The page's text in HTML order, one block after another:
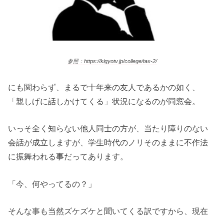
参照：https://kigyotv.jp/college/tax-2/
にも関わらず、まるで十年来の友人であるかの如く、
「親しげに話しかけてくる」状況になるのが同窓会。
いっそ全く知らない他人同士の方が、当たり障りのない
会話が成立しますが、学生時代のノリそのままに不作法
に振舞われる事だってあります。
「今、何やってるの？」
そんな事も当然ズケズケと聞いてくる訳ですから、現在